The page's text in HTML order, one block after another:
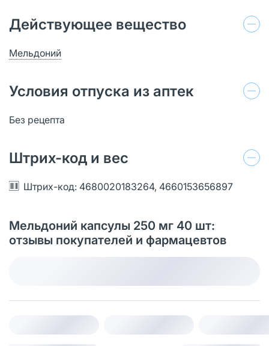
Действующее вещество
Мельдоний
Условия отпуска из аптек
Без рецепта
Штрих-код и вес
Штрих-код: 4680020183264, 4660153656897
Мельдоний капсулы 250 мг 40 шт:
отзывы покупателей и фармацевтов